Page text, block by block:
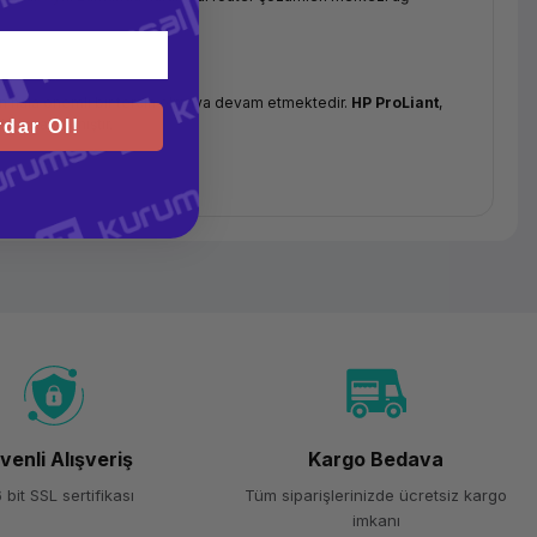
hala önemli bir tercih olmaya devam etmektedir. HP ProLiant,
hale gelmiştir.Fortinet FortiGate
Enterprise kimlik doğrulama ve daha yüksek bant genişliği
Alışveriş
bit SSL sertifikası
Kargo Bedava
Tüm siparişlerinizde ücretsiz kargo
imkanı
Ol!